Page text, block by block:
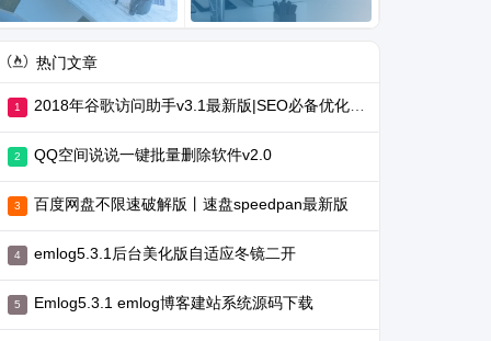
热门文章
2018年谷歌访问助手v3.1最新版|SEO必备优化工具
QQ空间说说一键批量删除软件v2.0
百度网盘不限速破解版丨速盘speedpan最新版
emlog5.3.1后台美化版自适应冬镜二开
Emlog5.3.1 emlog博客建站系统源码下载